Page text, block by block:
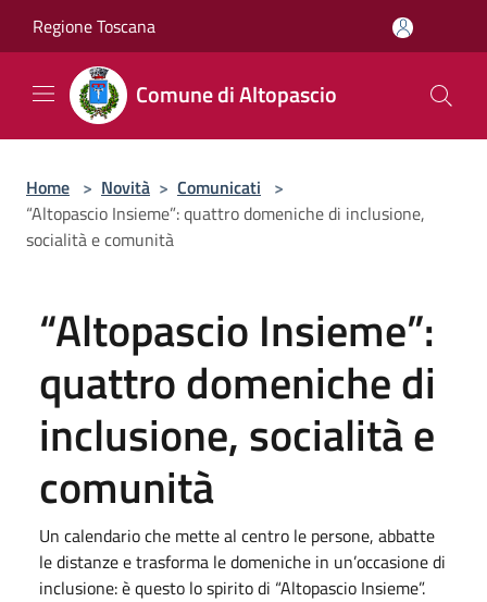
Regione Toscana
Comune di Altopascio
Home > Novità > Comunicati >
“Altopascio Insieme”: quattro domeniche di inclusione,
socialità e comunità
“Altopascio Insieme”:
quattro domeniche di
inclusione, socialità e
comunità
Un calendario che mette al centro le persone, abbatte
le distanze e trasforma le domeniche in un’occasione di
inclusione: è questo lo spirito di “Altopascio Insieme”.